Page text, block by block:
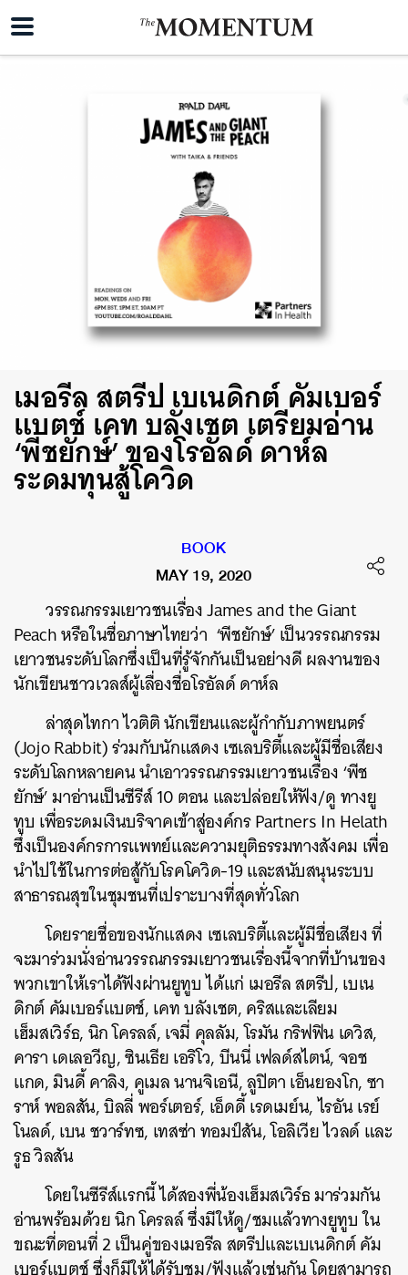
เมอรีล สตรีป เบเนดิกต์ คัมเบอร์
แบตช์ เคท บลังเชต เตรียมอ่าน
‘พีชยักษ์’ ของโรอัลด์ ดาห์ล
ระดมทุนสู้โควิด
BOOK
MAY 19, 2020
วรรณกรรมเยาวชนเรื่องJames and the Giant
Peachหรือในชื่อภาษาไทยว่า ‘พีชยักษ์’เป็นวรรณกรรม
เยาวชนระดับโลกซึ่งเป็นที่รู้จักกันเป็นอย่างดีผลงานของ
นักเขียนชาวเวลส์ผู้เลื่องชื่อโรอัลด์ดาห์ล
ล่าสุดไทกาไวติตินักเขียนและผู้กำกับภาพยนตร์
(Jojo Rabbit)ร่วมกับนักแสดงเซเลบริตี้และผู้มีชื่อเสียง
ระดับโลกหลายคนนำเอาวรรณกรรมเยาวชนเรื่อง‘พีช
ยักษ์’มาอ่านเป็นซีรีส์10ตอนและปล่อยให้ฟัง/ดูทางยู
ทูบ เพื่อระดมเงินบริจาคเข้าสู่องค์กรPartners In Helath
ซึ่งเป็นองค์กรการแพทย์และความยุติธรรมทางสังคม เพื่อ
นำไปใช้ในการต่อสู้กับโรคโควิด-19และสนับสนุนระบบ
สาธารณสุขในชุมชนที่เปราะบางที่สุดทั่วโลก
โดยรายชื่อของนักแสดง เซเลบริตี้และผู้มีชื่อเสียง ที่
จะมาร่วมนั่งอ่านวรรณกรรมเยาวชนเรื่องนี้จากที่บ้านของ
พวกเขาให้เราได้ฟังผ่านยูทูบ ได้แก่ เมอรีลสตรีป,เบเน
ดิกต์คัมเบอร์แบตช์,เคทบลังเชต, คริสและเลียม
เฮ็มสเวิร์ธ, นิก โครลล์,เจมี่ คุลลัม,โรมัน กริฟฟิน เดวิส,
คารา เดเลอวีญ, ซินเธีย เอริโว, บีนนี่เฟลด์สไตน์,จอช
แกด,มินดี้ คาลิง, คูเมลนานจิเอนี,ลูปิตาเอ็นยองโก,ซา
ราห์พอลสัน,บิลลี่ พอร์เตอร์, เอ็ดดี้ เรดเมย์น,ไรอันเรย์
โนลด์,เบนชวาร์ทซ, เทสซ่าทอมป์สัน,โอลิเวียไวลด์และ
รูธ วิลสัน
โดยในซีรีส์แรกนี้ได้สองพี่น้องเฮ็มสเวิร์ธ มาร่วมกัน
อ่านพร้อมด้วย นิก โครลล์ ซึ่งมีให้ดู/ชมแล้วทางยูทูบ ใน
ขณะที่ตอนที่ 2 เป็นคู่ของเมอรีล สตรีปและเบเนดิกต์ คัม